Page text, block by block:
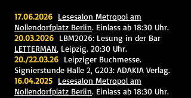
17.06.2026 Lesesalon Metropol am
Nollendorfplatz Berlin. Einlass ab 18:30 Uhr.
20.03.2026 LBM2026: Lesung in der Bar
LETTERMAN, Leipzig. 20:30 Uhr.
20./22.03.26 Leipziger Buchmesse.
Signierstunde Halle 2, G203: ADAKIA Verlag.
16.04.2025 Lesesalon Metropol am
Nollendorfplatz Berlin. Einlass ab 18:30 Uhr.